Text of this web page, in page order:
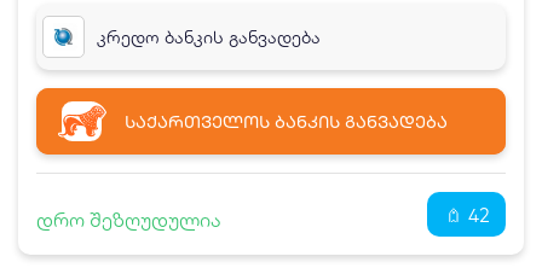
კრედო ბანკის განვადება
ᲡᲐᲥᲐᲠᲗᲕᲔᲚᲝᲡ ᲑᲐᲜᲙᲘᲡ ᲒᲐᲜᲕᲐᲓᲔᲑᲐ
დრო შეზღუდულია 42